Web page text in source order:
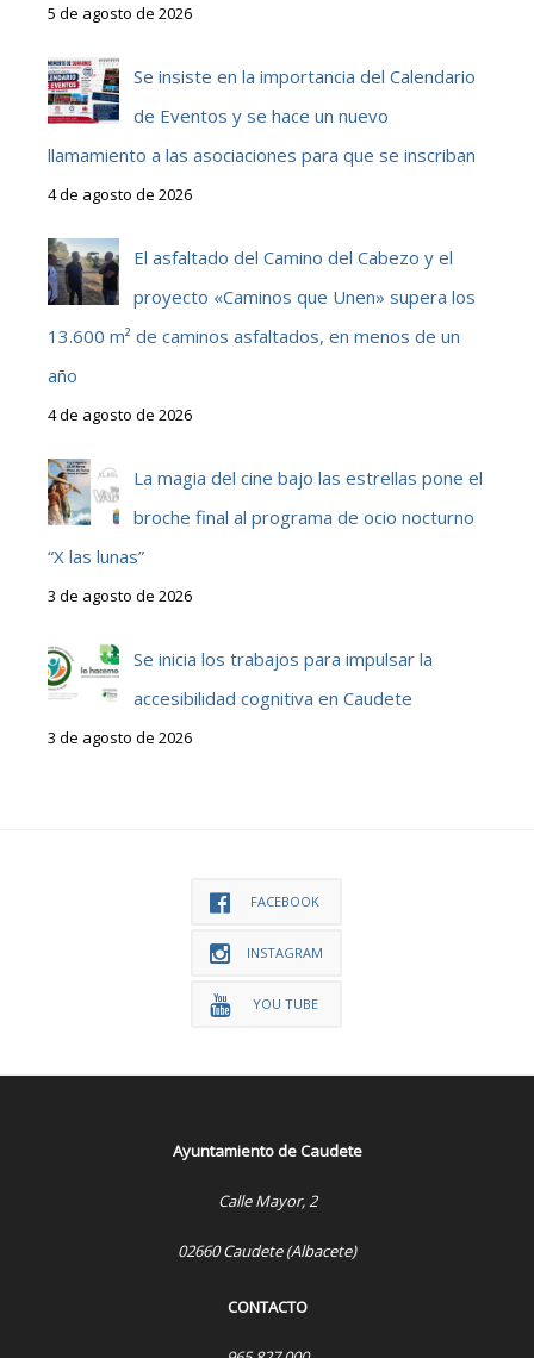
5 de agosto de 2026
Se insiste en la importancia del Calendario
de Eventos y se hace un nuevo
llamamiento a las asociaciones para que se inscriban
4 de agosto de 2026
El asfaltado del Camino del Cabezo y el
proyecto «Caminos que Unen» supera los
13.600 m² de caminos asfaltados, en menos de un
año
4 de agosto de 2026
La magia del cine bajo las estrellas pone el
broche final al programa de ocio nocturno
“X las lunas”
3 de agosto de 2026
Se inicia los trabajos para impulsar la
accesibilidad cognitiva en Caudete
3 de agosto de 2026
FACEBOOK
INSTAGRAM
YOU TUBE
Ayuntamiento de Caudete
Calle Mayor, 2
02660 Caudete (Albacete)
CONTACTO